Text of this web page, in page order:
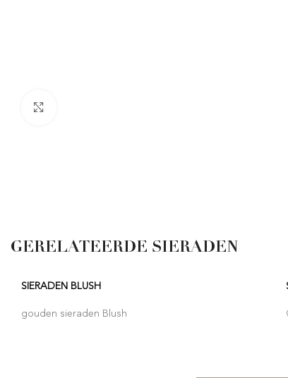
GERELATEERDE SIERADEN
SIERADEN BLUSH
gouden sieraden Blush